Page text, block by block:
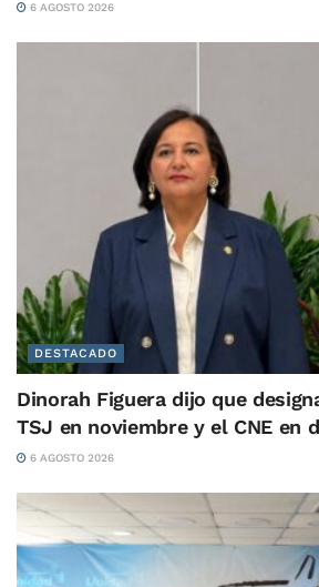
6 AGOSTO 2026
DESTACADO
Dinorah Figuera dijo que
TSJ en noviembre y el CNE en
6 AGOSTO 2026